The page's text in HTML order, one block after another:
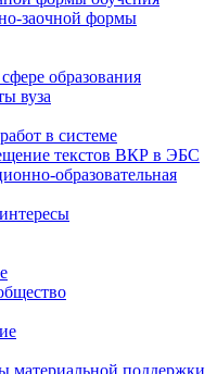
заочной формы
образования
вуза
в системе
текстов ВКР в ЭБС
образовательная
материальной поддержки